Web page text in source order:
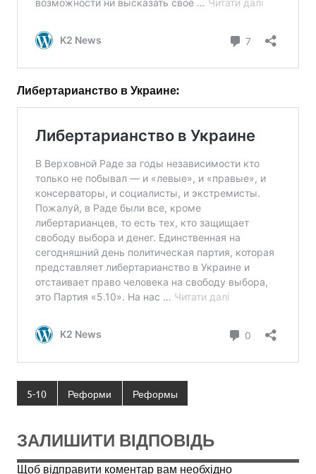
Либертарианство в Украине:
5-10 Реформи Реформы
ЗАЛИШИТИ ВІДПОВІДЬ
Щоб відправити коментар вам необхідно